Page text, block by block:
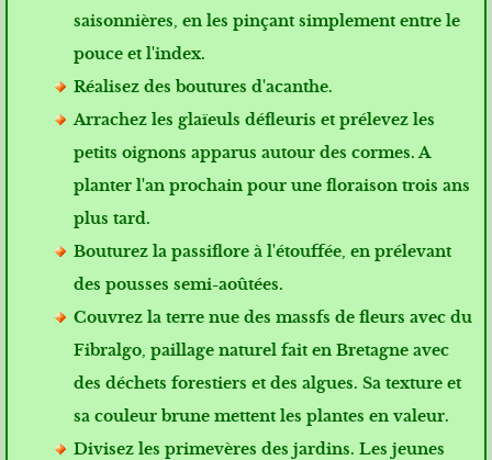
saisonnières, en les pinçant simplement entre le
pouce et l'index.
Réalisez des boutures d'acanthe.
Arrachez les glaïeuls défleuris et prélevez les
petits oignons apparus autour des cormes. A
planter l'an prochain pour une floraison trois ans
plus tard.
Bouturez la passiflore à l'étouffée, en prélevant
des pousses semi-aoûtées.
Couvrez la terre nue des massfs de fleurs avec du
Fibralgo, paillage naturel fait en Bretagne avec
des déchets forestiers et des algues. Sa texture et
sa couleur brune mettent les plantes en valeur.
Divisez les primevères des jardins. Les jeunes